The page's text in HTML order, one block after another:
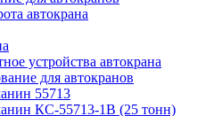
автокрана
устройства автокрана
для автокранов
55713
КС-55713-1В (25 тонн)